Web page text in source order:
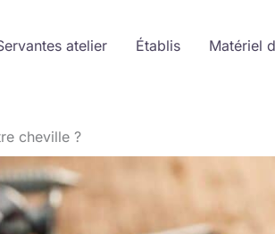
atelier Établis
Matériel
cheville ?